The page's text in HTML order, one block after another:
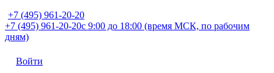
+7 (495) 961-20-20
+7 (495) 961-20-20с 9:00 до 18:00 (время МСК, по рабочим
дням)
Войти